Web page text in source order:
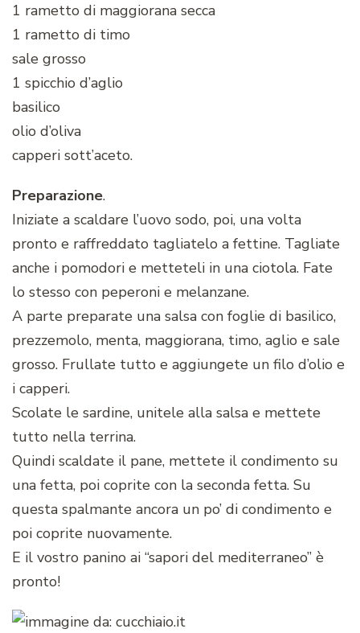
1 rametto di maggiorana secca
1 rametto di timo
sale grosso
1 spicchio d’aglio
basilico
olio d’oliva
capperi sott’aceto.
Preparazione.
Iniziate a scaldare l’uovo sodo, poi, una volta
pronto e raffreddato tagliatelo a fettine. Tagliate
anche i pomodori e metteteli in una ciotola. Fate
lo stesso con peperoni e melanzane.
A parte preparate una salsa con foglie di basilico,
prezzemolo, menta, maggiorana, timo, aglio e sale
grosso. Frullate tutto e aggiungete un filo d’olio e
i capperi.
Scolate le sardine, unitele alla salsa e mettete
tutto nella terrina.
Quindi scaldate il pane, mettete il condimento su
una fetta, poi coprite con la seconda fetta. Su
questa spalmante ancora un po’ di condimento e
poi coprite nuovamente.
E il vostro panino ai “sapori del mediterraneo” è
pronto!